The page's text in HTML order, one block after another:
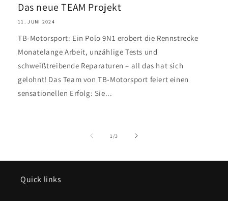
Das neue TEAM Projekt
11. JUNI 2024
TB-Motorsport: Ein Polo 9N1 erobert die Rennstrecke
Monatelange Arbeit, unzählige Tests und
schweißtreibende Reparaturen – all das hat sich
gelohnt! Das Team von TB-Motorsport feiert einen
sensationellen Erfolg: Sie...
1/von
3
Quick links